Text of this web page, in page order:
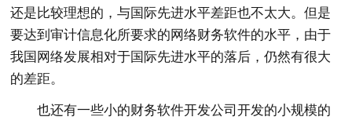
还是比较理想的，与国际先进水平差距也不太大。但是
要达到审计信息化所要求的网络财务软件的水平，由于
我国网络发展相对于国际先进水平的落后，仍然有很大
的差距。
也还有一些小的财务软件开发公司开发的小规模的